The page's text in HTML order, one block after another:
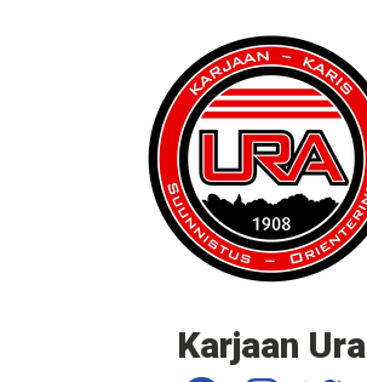
Karjaan Ura